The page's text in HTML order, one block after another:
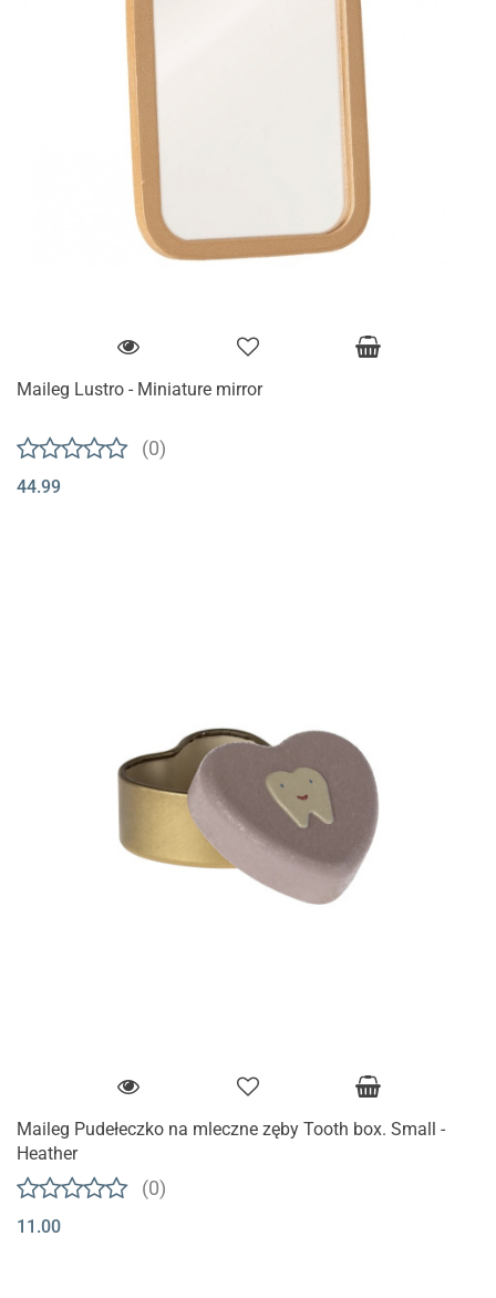
Maileg Lustro - Miniature mirror
(0)
44.99
Maileg Pudełeczko na mleczne zęby Tooth box. Small -
Heather
(0)
11.00